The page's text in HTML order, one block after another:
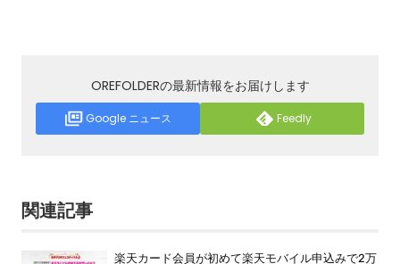
OREFOLDERの最新情報をお届けします
Google ニュース Feedly
関連記事
楽天カード会員が初めて楽天モバイル申込みで2万